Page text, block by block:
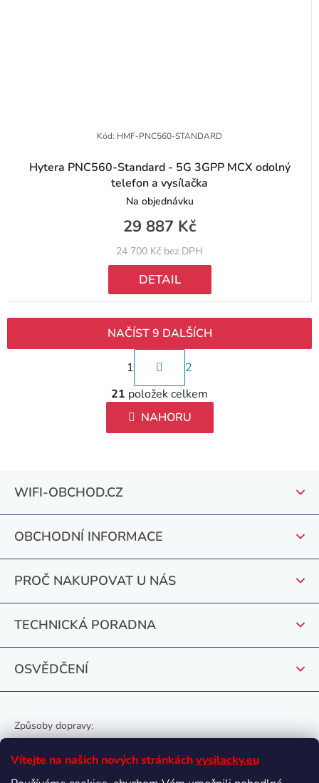
Vítejte na našich nových stránkáchvysilacky.eu
Hytera PNC560-Standard - 5G 3GPP MCX odolný
telefon a vysílačka
Na objednávku
24 700 Kč bez DPH
29 887 Kč
DETAIL
Kód: HMF-PNC560-STANDARD
O
v
l
á
p
r
v
k
y
v
u
NAČÍST 9 DALŠÍCH
S
t
r
á
n
n
í
1
2
21 položek celkem
NAHORU
WIFI-OBCHOD.CZ
OBCHODNÍ INFORMACE
PROČ NAKUPOVAT U NÁS
TECHNICKÁ PORADNA
OSVĚDČENÍ
Způsoby dopravy: